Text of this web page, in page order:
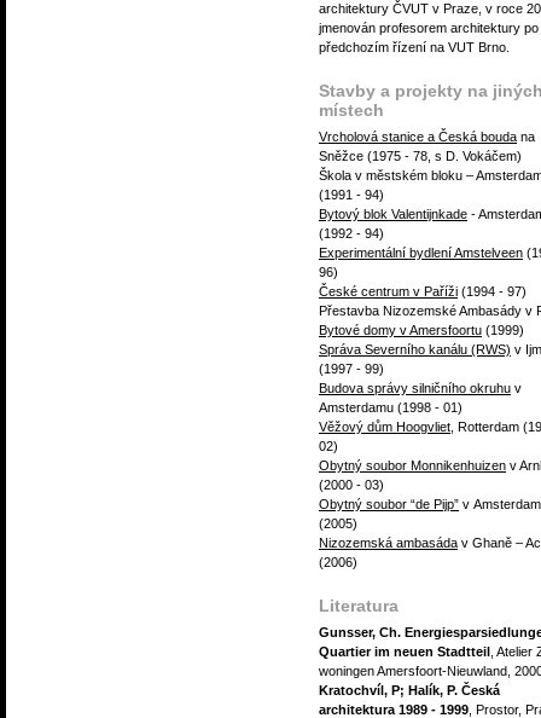
architektury ČVUT v Praze, v roce
jmenován profesorem architektury po
předchozím řízení na VUT Brno.
Stavby a projekty na
místech
Vrcholová stanice a Česká bouda na
Sněžce (1975 - 78, s D. Vokáčem)
Škola v městském bloku –
(1991 - 94)
Bytový blok Valentijnkade -
(1992 - 94)
Experimentální bydlení Amstelveen
96)
České centrum v Paříži (1994 - 97)
Přestavba Nizozemské Ambasády v
Bytové domy v Amersfoortu (1999)
Správa Severního kanálu (RWS) v
(1997 - 99)
Budova správy silničního okruhu v
Amsterdamu (1998 - 01)
Věžový dům Hoogvliet , Rotterdam
02)
Obytný soubor Monnikenhuizen v
(2000 - 03)
Obytný soubor “de Pijp” v
(2005)
Nizozemská ambasáda v Ghaně –
(2006)
Literatura
Gunsser, Ch.
Quartier im neuen Stadtteil , Atelier
woningen Amersfoort-Nieuwland,
Kratochvíl, P; Halík, P. Česká
architektura 1989 - 1999 Prostor,